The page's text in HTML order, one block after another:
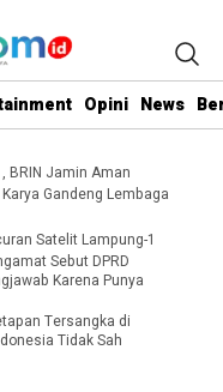
Opini News
BRIN Jamin Aman
Gandeng Lembaga
Satelit Lampung-1
Sebut DPRD
Karena Punya
Tersangka di
Tidak Sah